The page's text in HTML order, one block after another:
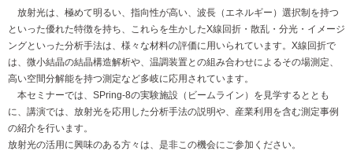
放射光は、極めて明るい、指向性が高い、波長（エネルギー）選択制を持つ
といった優れた特徴を持ち、これらを生かしたX線回折・散乱・分光・イメージ
ングといった分析手法は、様々な材料の評価に用いられています。X線回折で
は、微小結晶の結晶構造解析や、温調装置との組み合わせによるその場測定、
高い空間分解能を持つ測定など多岐に応用されています。
本セミナーでは、SPring-8の実験施設（ビームライン）を見学するととも
に、講演では、放射光を応用した分析手法の説明や、産業利用を含む測定事例
の紹介を行います。
放射光の活用に興味のある方々は、是非この機会にご参加ください。